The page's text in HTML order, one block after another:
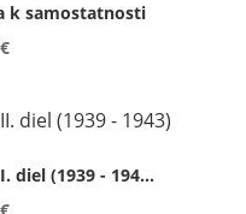
k samostatnosti
diel (1939 - 194...